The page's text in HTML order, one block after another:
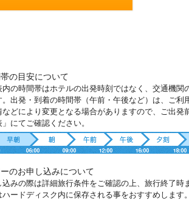
の目安について
内の時間帯はホテルの出発時刻ではなく、交通機関
。出発・到着の時間帯（午前・午後など）は、ご利
などにより変更となる場合がありますので、ご出発
」にてご確認ください。
のお申し込みについて
込みの際は詳細旅行条件をご確認の上、旅行終了時
ハードディスク内に保存される事をおすすめします。